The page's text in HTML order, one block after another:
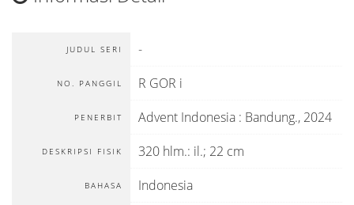
JUDUL SERI -
NO. PANGGIL R GOR i
PENERBIT Advent Indonesia : Bandung., 2024
DESKRIPSI FISIK 320 hlm.: il.; 22 cm
BAHASA Indonesia